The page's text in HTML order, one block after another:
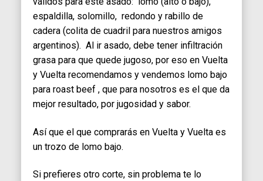
espaldilla, solomillo, redondo y rabillo de
cadera (colita de cuadril para nuestros amigos
argentinos). Al ir asado, debe tener infiltración
grasa para que quede jugoso, por eso en Vuelta
y Vuelta recomendamos y vendemos lomo bajo
para roast beef , que para nosotros es el que da
mejor resultado, por jugosidad y sabor.
Así que el que comprarás en Vuelta y Vuelta es
un trozo de lomo bajo.
Si prefieres otro corte, sin problema te lo